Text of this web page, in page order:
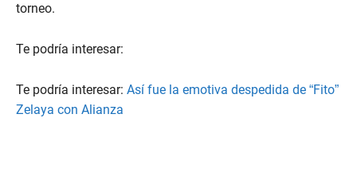
torneo.
Te podría interesar:
Te podría interesar: Así fue la emotiva despedida de “Fito”
Zelaya con Alianza